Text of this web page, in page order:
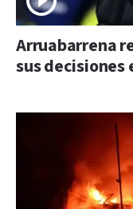
Arruabarrena
sus decisiones